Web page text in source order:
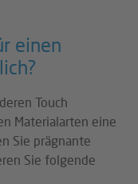
einen
Touch
Materialarten eine
Sie prägnante
Sie folgende